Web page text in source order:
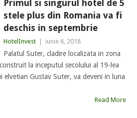
Primul si singurul hotel de 5
stele plus din Romania va fi
deschis in septembrie
HotelInvest iunie 6, 2018
Palatul Suter, cladire localizata in zona
la inceputul secolului al 19-lea
elvetian Gustav Suter, va deveni in luna
Read More